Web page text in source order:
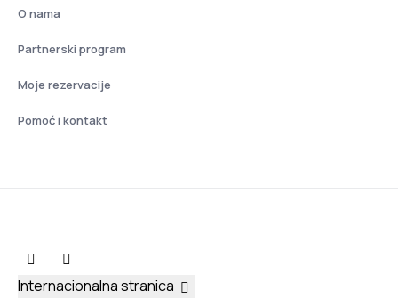
O nama
Partnerski program
Moje rezervacije
Pomoć i kontakt
Internacionalna stranica